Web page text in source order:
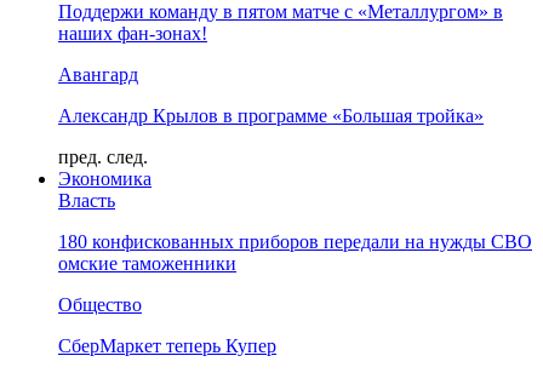
Поддержи команду в пятом матче с «Металлургом» в
наших фан-зонах!
Авангард
Александр Крылов в программе «Большая тройка»
пред. след.
Экономика
Власть
180 конфискованных приборов передали на нужды СВО
омские таможенники
Общество
СберМаркет теперь Купер